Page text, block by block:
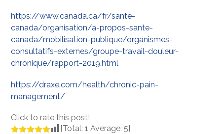
https://www.canada.ca/fr/sante-
canada/organisation/a-propos-sante-
canada/mobilisation-publique/organismes-
consultatifs-externes/groupe-travail-douleur-
chronique/rapport-2019.html
https://draxe.com/health/chronic-pain-
management/
Click to rate this post!
[Total:1 Average:5]